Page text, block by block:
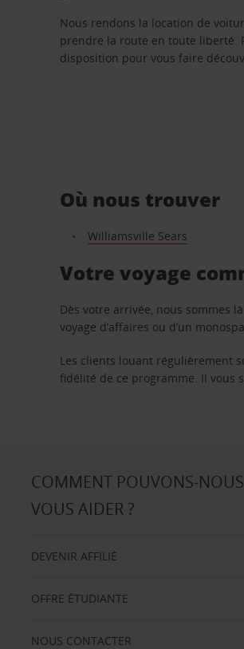
Nous rendons la location de
prendre la route en toute liberté.
disposition pour vous faire
Où nous trouver
Williamsville Sears
Votre voyage
Dès votre arrivée, nous sommes
voyage d’affaires ou d’un
Les clients louant régulièrement
fidélité de ce programme. Il vous
COMMENT POUVONS-NOUS
VOUS AIDER ?
DEVENIR AFFILIÉ
OFFRE ÉTUDIANTE
NOUS CONTACTER